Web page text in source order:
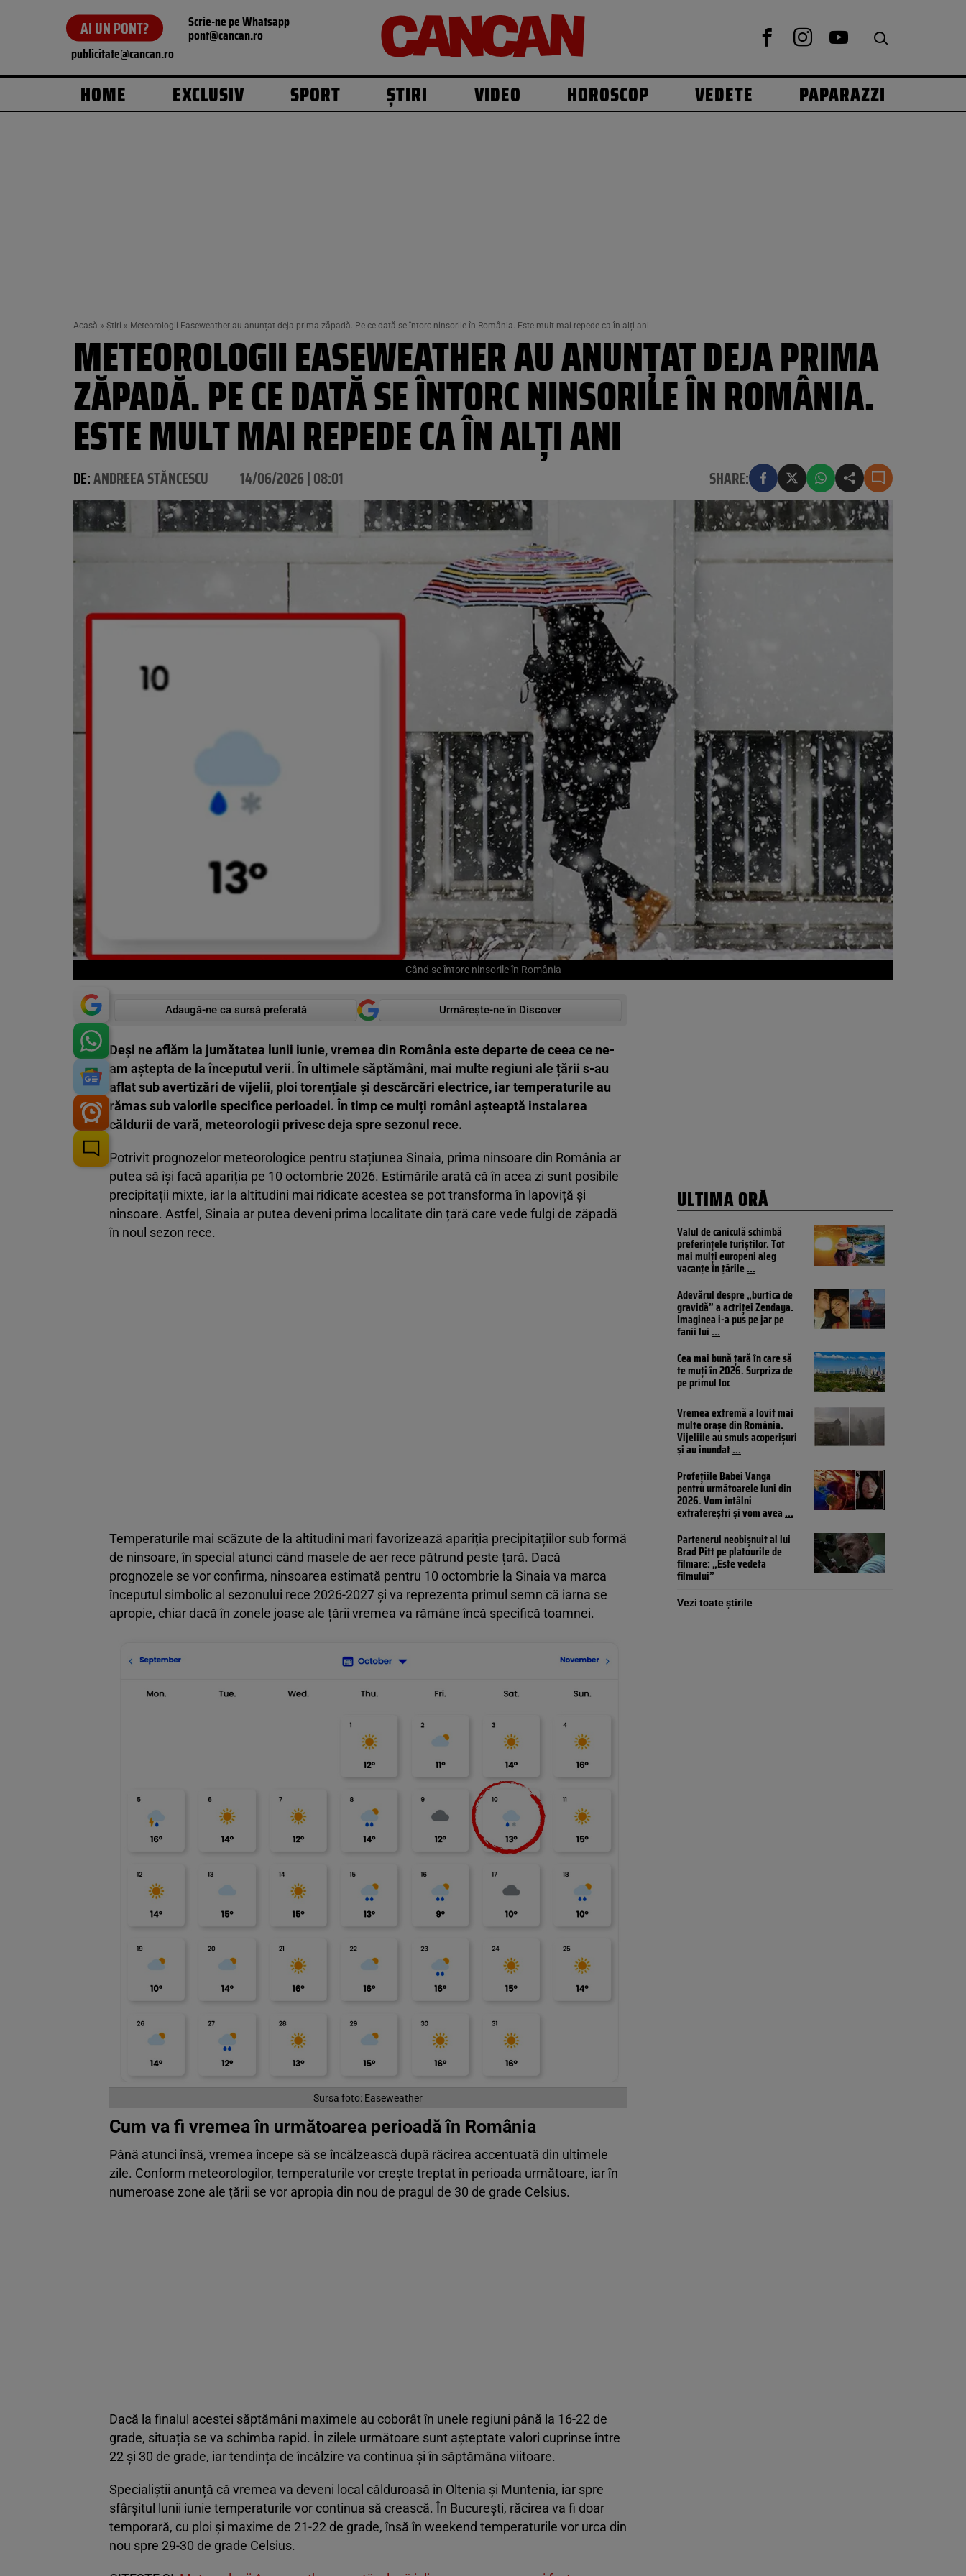
AI UN PONT? Scrie-ne pe Whatsapp
pont@cancan.ro
publicitate@cancan.ro
HOME EXCLUSIV SPORT ȘTIRI VIDEO HOROSCOP VEDETE PAPARAZZI
Acasă » Știri » Meteorologii Easeweather au anunțat deja prima zăpadă. Pe ce dată se întorc ninsorile în România. Este mult mai repede ca în alți ani
METEOROLOGII EASEWEATHER AU ANUNȚAT DEJA PRIMA
ZĂPADĂ. PE CE DATĂ SE ÎNTORC NINSORILE ÎN ROMÂNIA.
ESTE MULT MAI REPEDE CA ÎN ALȚI ANI
DE:ANDREEA STĂNCESCU 14/06/2026 | 08:01 SHARE:
Când se întorc ninsorile în România
Adaugă-ne ca sursă preferată Urmărește-ne în Discover
Deși ne aflăm la jumătatea lunii iunie, vremea din România este departe de ceea ce ne-
am aștepta de la începutul verii. În ultimele săptămâni, mai multe regiuni ale țării s-au
aflat sub avertizări de vijelii, ploi torențiale și descărcări electrice, iar temperaturile au
rămas sub valorile specifice perioadei. În timp ce mulți români așteaptă instalarea
căldurii de vară, meteorologii privesc deja spre sezonul rece.
Potrivit prognozelor meteorologice pentru stațiunea Sinaia, prima ninsoare din România ar
putea să își facă apariția pe 10 octombrie 2026. Estimările arată că în acea zi sunt posibile
precipitații mixte, iar la altitudini mai ridicate acestea se pot transforma în lapoviță și
ninsoare. Astfel, Sinaia ar putea deveni prima localitate din țară care vede fulgi de zăpadă
în noul sezon rece.
Temperaturile mai scăzute de la altitudini mari favorizează apariția precipitațiilor sub formă
de ninsoare, în special atunci când masele de aer rece pătrund peste țară. Dacă
prognozele se vor confirma, ninsoarea estimată pentru 10 octombrie la Sinaia va marca
începutul simbolic al sezonului rece 2026-2027 și va reprezenta primul semn că iarna se
apropie, chiar dacă în zonele joase ale țării vremea va rămâne încă specifică toamnei.
Sursa foto: Easeweather
Cum va fi vremea în următoarea perioadă în România
Până atunci însă, vremea începe să se încălzească după răcirea accentuată din ultimele
zile. Conform meteorologilor, temperaturile vor crește treptat în perioada următoare, iar în
numeroase zone ale țării se vor apropia din nou de pragul de 30 de grade Celsius.
Dacă la finalul acestei săptămâni maximele au coborât în unele regiuni până la 16-22 de
grade, situația se va schimba rapid. În zilele următoare sunt așteptate valori cuprinse între
22 și 30 de grade, iar tendința de încălzire va continua și în săptămâna viitoare.
Specialiștii anunță că vremea va deveni local călduroasă în Oltenia și Muntenia, iar spre
sfârșitul lunii iunie temperaturile vor continua să crească. În București, răcirea va fi doar
temporară, cu ploi și maxime de 21-22 de grade, însă în weekend temperaturile vor urca din
nou spre 29-30 de grade Celsius.
ULTIMA ORĂ
Valul de caniculă schimbă
preferințele turiștilor. Tot
mai mulți europeni aleg
vacanțe în țările...
Adevărul despre „burtica de
gravidă” a actriței Zendaya.
Imaginea i-a pus pe jar pe
fanii lui...
Cea mai bună țară în care să
te muți în 2026. Surpriza de
pe primul loc
Vremea extremă a lovit mai
multe orașe din România.
Vijeliile au smuls acoperișuri
și au inundat...
Profețiile Babei Vanga
pentru următoarele luni din
2026. Vom întâlni
extratereștri și vom avea...
Partenerul neobișnuit al lui
Brad Pitt pe platourile de
filmare: „Este vedeta
filmului”
Vezi toate știrile